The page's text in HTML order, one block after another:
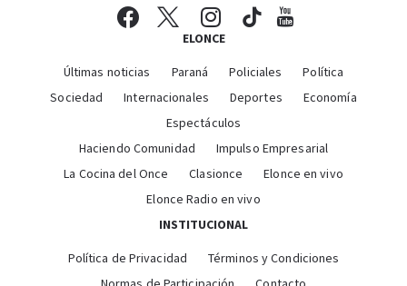
ELONCE
Últimas noticias Paraná Policiales
Política
Sociedad
Internacionales Deportes
Economía
Espectáculos
Haciendo Comunidad
Impulso Empresarial
La Cocina del Once
Clasionce
Elonce en vivo
Elonce Radio en vivo
INSTITUCIONAL
Política de Privacidad
Términos y Condiciones